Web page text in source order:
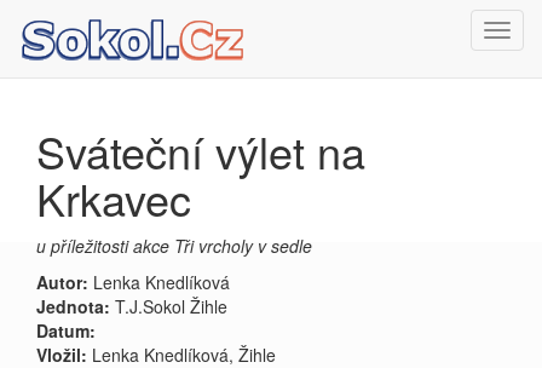
Sváteční výlet na
Krkavec
u příležitosti akce Tři vrcholy v sedle
Autor: Lenka Knedlíková
Jednota: T.J.Sokol Žihle
Datum:
Vložil: Lenka Knedlíková, Žihle